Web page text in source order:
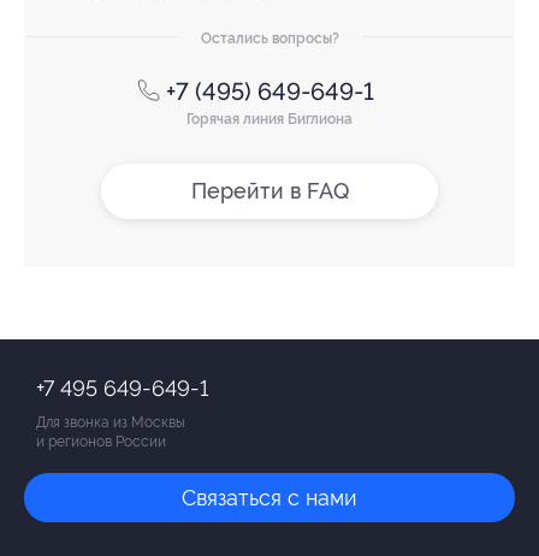
Остались вопросы?
+7 (495) 649-649-1
Горячая линия Биглиона
Перейти в FAQ
+7 495 649-649-1
Для звонка из Москвы
и регионов России
Связаться с нами